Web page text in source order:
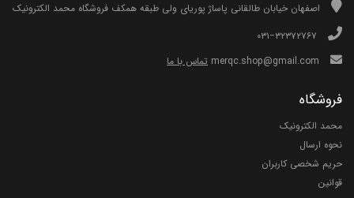
اصفهان خیابان طالقانی پاساژ پوریای ولی طبقه همکف فروشگاه محمد الکترونیک
تماس با ما
فروشگاه
محمد الکترونیک
نحوه ارسال
حریم شخصی کاربران
قوانین